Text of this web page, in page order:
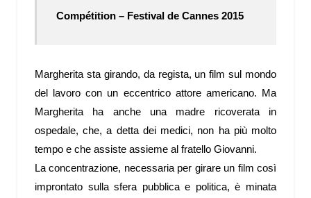
Compétition – Festival de Cannes 2015
Margherita sta girando, da regista, un film sul mondo
del lavoro con un eccentrico attore americano. Ma
Margherita ha anche una madre ricoverata in
ospedale, che, a detta dei medici, non ha più molto
tempo e che assiste assieme al fratello Giovanni.
La concentrazione, necessaria per girare un film così
improntato sulla sfera pubblica e politica, è minata